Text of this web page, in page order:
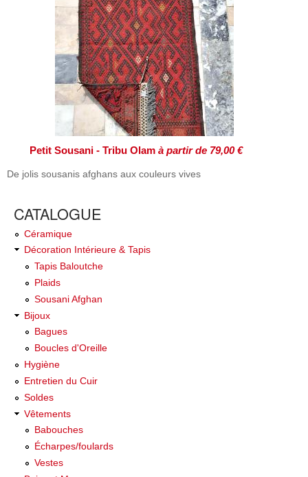
Petit Sousani - Tribu Olam à partir de 79,00 €
De jolis sousanis afghans aux couleurs vives
CATALOGUE
Céramique
Décoration Intérieure & Tapis
Tapis Baloutche
Plaids
Sousani Afghan
Bijoux
Bagues
Boucles d'Oreille
Hygiène
Entretien du Cuir
Soldes
Vêtements
Babouches
Écharpes/foulards
Vestes